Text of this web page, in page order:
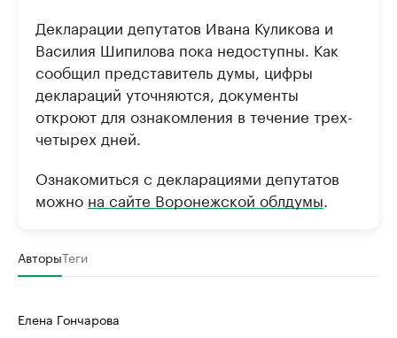
Декларации депутатов Ивана Куликова и
Василия Шипилова пока недоступны. Как
сообщил представитель думы, цифры
деклараций уточняются, документы
откроют для ознакомления в течение трех-
четырех дней.
Ознакомиться с декларациями депутатов
можно на сайте Воронежской облдумы
АвторыТеги
Елена Гончарова